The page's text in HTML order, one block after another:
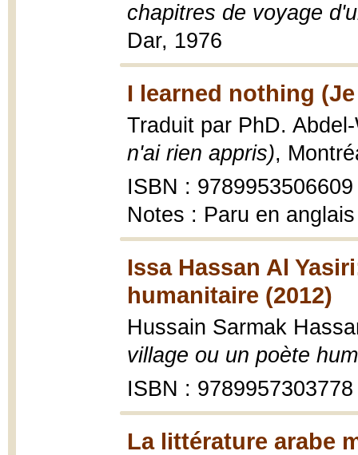
chapitres de voyage
Dar, 1976
I learned nothing
Traduit par PhD.
n'ai rien appris),
ISBN : 9789953506609
Notes : Paru en anglais
Issa Hassan Al
humanitaire (2012)
Hussain Sarmak
village ou un poète
ISBN : 9789957303778
La littérature arabe